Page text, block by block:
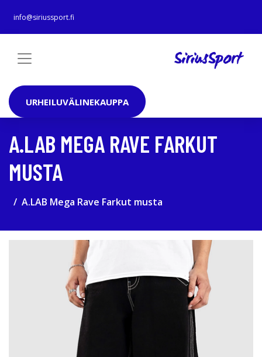
info@siriussport.fi
URHEILUVÄLINEKAUPPA
A.LAB MEGA RAVE FARKUT
MUSTA
A.LAB Mega Rave Farkut musta